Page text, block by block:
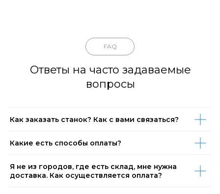
FAQ
Ответы на часто задаваемые
вопросы
Как заказать станок? Как с вами связаться?
Какие есть способы оплаты?
Я не из городов, где есть склад, мне нужна
доставка. Как осуществляется оплата?